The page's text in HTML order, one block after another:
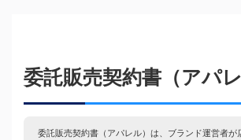
委託販売契約書（アパレ
委託販売契約書（アパレル）は、ブランド運営者が